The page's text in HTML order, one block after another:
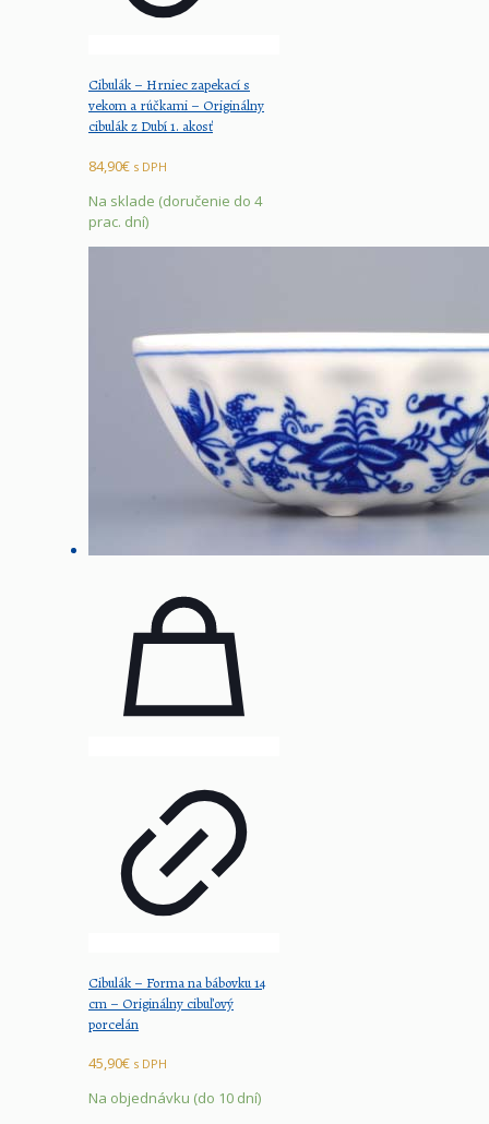
Cibulák – Hrniec zapekací s
vekom a rúčkami – Originálny
cibulák z Dubí 1. akosť
84,90€ s DPH
Na sklade (doručenie do 4
prac. dní)
Cibulák – Forma na bábovku 14
cm – Originálny cibuľový
porcelán
45,90€ s DPH
Na objednávku (do 10 dní)